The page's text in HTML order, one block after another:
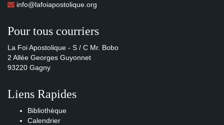
info@lafoiapostolique.org
Pour tous courriers
La Foi Apostolique - S / C Mr. Bobo
2 Allée Georges Guyonnet
93220 Gagny
Liens Rapides
Bibliothèque
Calendrier